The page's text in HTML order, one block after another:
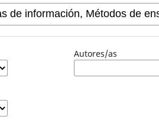
Autores/as